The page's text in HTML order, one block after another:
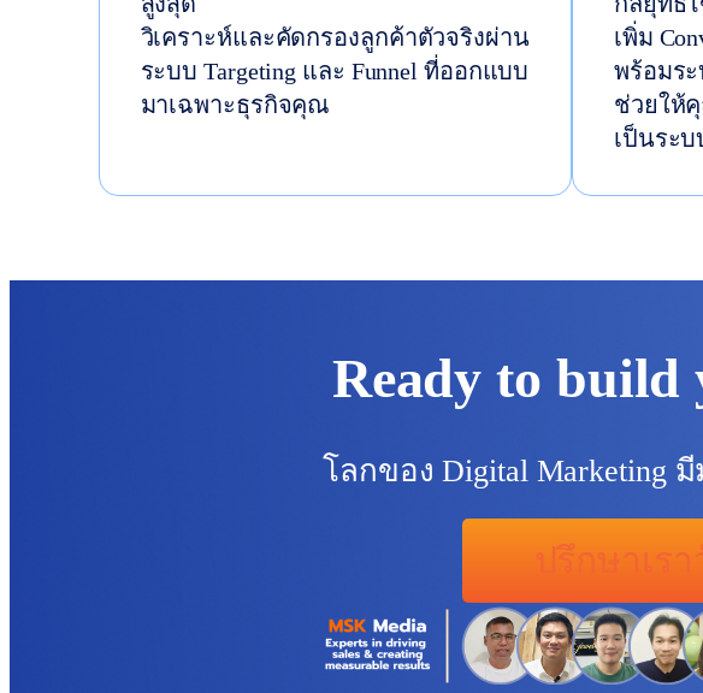
วิเคราะห์และคัดกรองลูกค้าตัวจริงผ่าน
ระบบ Targeting และ Funnel ที่ออกแบบ
มาเฉพาะธุรกิจคุณ
เพิ่ม
พร้อมร
ช่วยให้
เป็นระบ
Ready to build
โลกของ Digital Marketing
ปรึกษาเร